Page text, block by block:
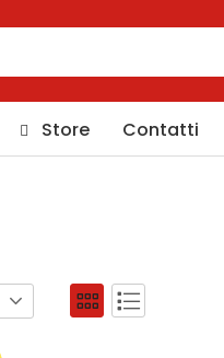
Store Contatti